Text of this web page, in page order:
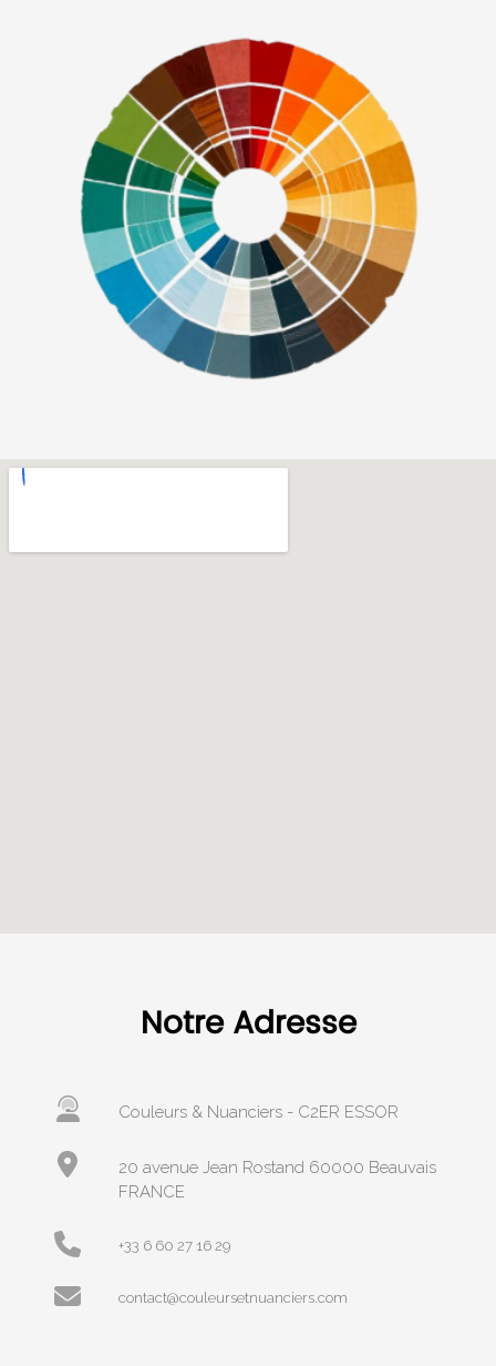
Notre Adresse
Couleurs & Nuanciers - C2ER ESSOR
20 avenue Jean Rostand 60000 Beauvais
FRANCE
+33 6 60 27 16 29
contact@couleursetnuanciers.com